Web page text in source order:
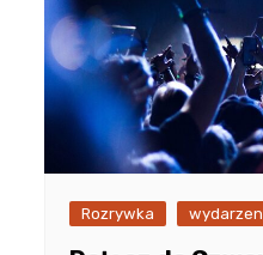
Rozrywka